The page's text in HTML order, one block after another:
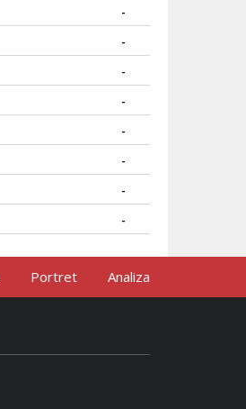
-
-
-
-
-
-
-
-
Portret Analiza